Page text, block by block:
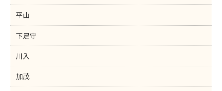
平山
下足守
川入
加茂